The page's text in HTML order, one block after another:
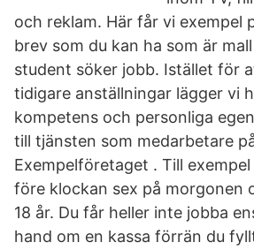
och reklam. Här får vi exempel
brev som du kan ha som är
student söker jobb. Istället för
tidigare anställningar lägger vi
kompetens och personliga
till tjänsten som medarbetare
Exempelföretaget . Till
före klockan sex på morgonen
18 år. Du får heller inte jobba
hand om en kassa förrän du